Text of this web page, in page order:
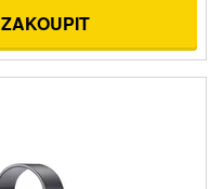
ZAKOUPIT